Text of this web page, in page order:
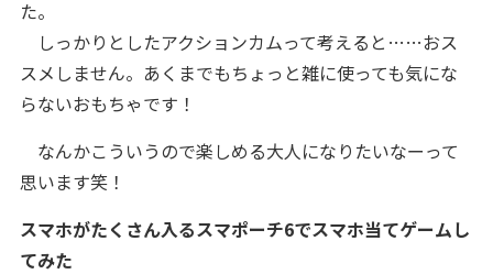
た。
しっかりとしたアクションカムって考えると……おス
スメしません。あくまでもちょっと雑に使っても気にな
らないおもちゃです！
なんかこういうので楽しめる大人になりたいなーって
思います笑！
スマホがたくさん入るスマポーチ6でスマホ当てゲームし
てみた